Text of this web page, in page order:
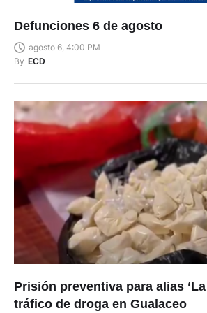
Defunciones 6 de agosto
agosto 6, 4:00 PM
By ECD
Prisión preventiva para alias
tráfico de droga en Gualaceo